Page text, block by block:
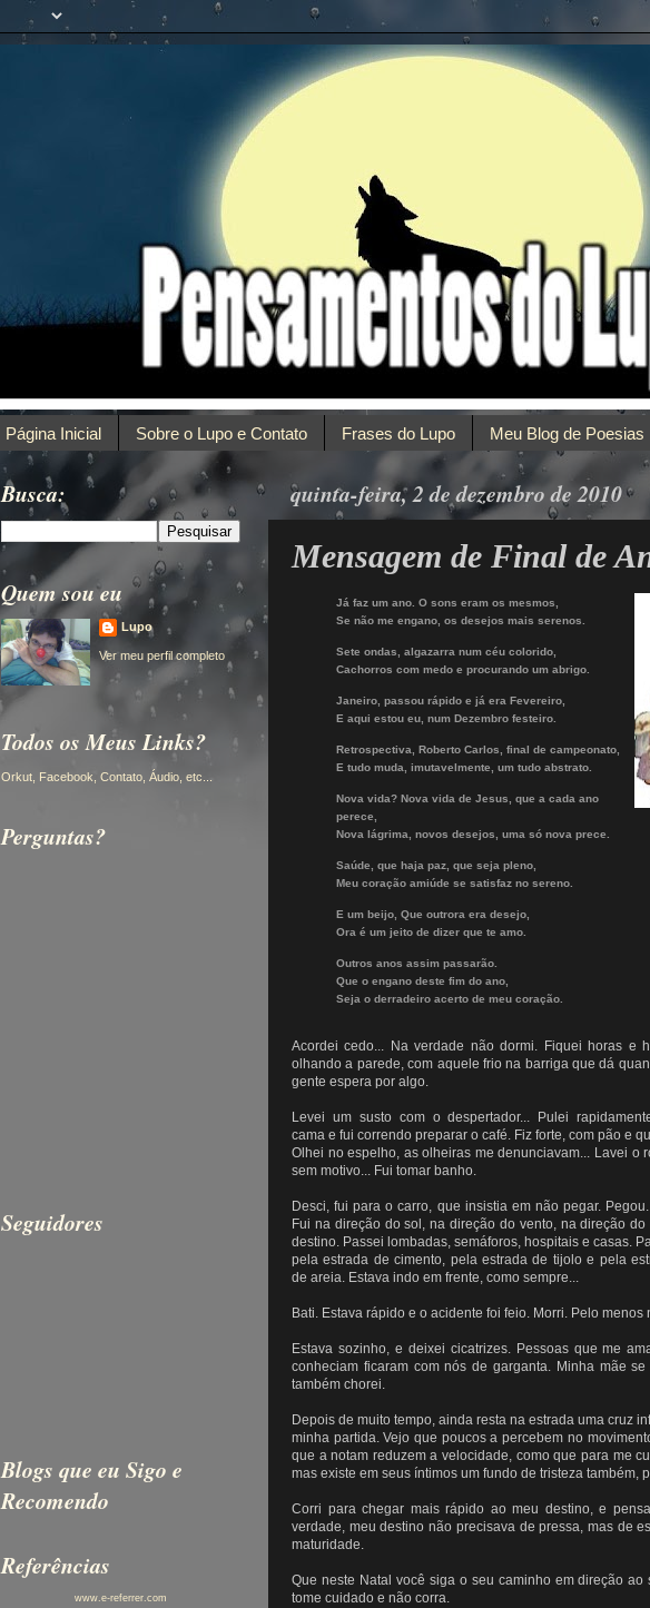
Página Inicial Sobre o Lupo e Contato Frases do Lupo Meu Blog de Poesias
quinta-feira, 2 de dezembro de 2010
Mensagem de Final de
Já faz um ano. O sons eram os mesmos,
Se não me engano, os desejos mais serenos.
Sete ondas, algazarra num céu colorido,
Cachorros com medo e procurando um abrigo.
Janeiro, passou rápido e já era Fevereiro,
E aqui estou eu, num Dezembro festeiro.
Retrospectiva, Roberto Carlos, final de campeonato,
E tudo muda, imutavelmente, um tudo abstrato.
Nova vida? Nova vida de Jesus, que a cada ano
perece,
Nova lágrima, novos desejos, uma só nova prece.
Saúde, que haja paz, que seja pleno,
Meu coração amiúde se satisfaz no sereno.
E um beijo, Que outrora era desejo,
Ora é um jeito de dizer que te amo.
Outros anos assim passarão.
Que o engano deste fim do ano,
Seja o derradeiro acerto de meu coração.
Acordei cedo... Na verdade não dormi. Fiquei horas e
olhando a parede, com aquele frio na barriga que dá
gente espera por algo.
Levei um susto com o despertador... Pulei
cama e fui correndo preparar o café. Fiz forte, com pão e
Olhei no espelho, as olheiras me denunciavam... Lavei o
sem motivo... Fui tomar banho.
Desci, fui para o carro, que insistia em não pegar.
Fui na direção do sol, na direção do vento, na direção do
destino. Passei lombadas, semáforos, hospitais e casas.
pela estrada de cimento, pela estrada de tijolo e pela
de areia. Estava indo em frente, como sempre...
Bati. Estava rápido e o acidente foi feio. Morri. Pelo
Estava sozinho, e deixei cicatrizes. Pessoas que me
conheciam ficaram com nós de garganta. Minha mãe
também chorei.
Depois de muito tempo, ainda resta na estrada uma cruz
minha partida. Vejo que poucos a percebem no
que a notam reduzem a velocidade, como que para me
mas existe em seus íntimos um fundo de tristeza também,
Corri para chegar mais rápido ao meu destino, e
verdade, meu destino não precisava de pressa, mas de
maturidade.
Que neste Natal você siga o seu caminho em direção ao
tome cuidado e não corra.
Busca:
Quem sou eu
Lupo
Ver meu perfil completo
Todos os Meus Links?
Orkut, Facebook, Contato, Áudio, etc...
Perguntas?
Seguidores
Blogs que eu Sigo e
Recomendo
Referências
www.e-referrer.com